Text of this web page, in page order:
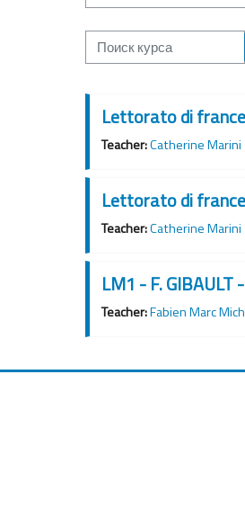
Поиск курса
Lettorato di
Teacher:Catherine Marini
Lettorato di
Teacher:Catherine Marini
LM1 - F.
Teacher:Fabien Marc